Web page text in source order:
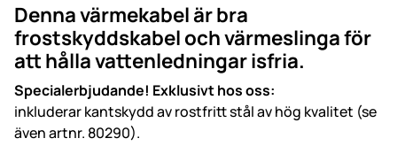
Denna värmekabel är bra
frostskyddskabel och värmeslinga för
att hålla vattenledningar isfria.
Specialerbjudande! Exklusivt hos oss:
inkluderar kantskydd av rostfritt stål av hög kvalitet (se
även artnr. 80290).